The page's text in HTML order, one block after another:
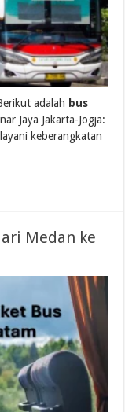
adalah bus
Jaya Jakarta-Jogja:
keberangkatan
Medan ke